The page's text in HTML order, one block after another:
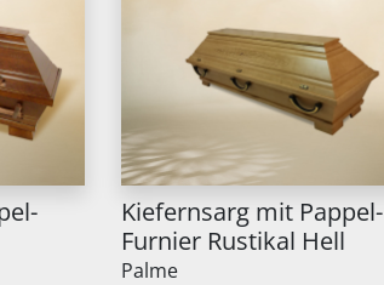
Kiefernsarg mit Pappel-
Furnier Rustikal Hell
Palme